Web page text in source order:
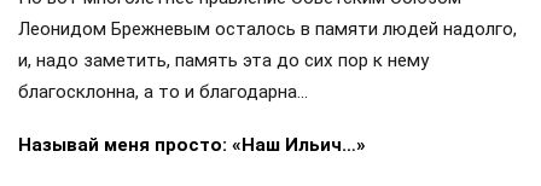
Леонидом Брежневым осталось в памяти людей надолго,
и, надо заметить, память эта до сих пор к нему
благосклонна, а то и благодарна…
Называй меня просто: «Наш Ильич…»